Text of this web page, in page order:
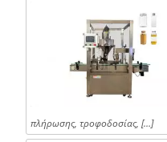
πλήρωσης, τροφοδοσίας, […]